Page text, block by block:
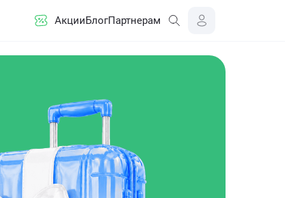
АкцииБлогПартнерам